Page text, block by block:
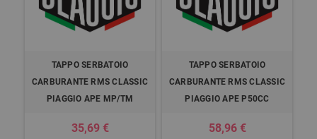
TAPPO SERBATOIO
CARBURANTE RMS CLASSIC
PIAGGIO APE MP/TM
35,69 €
TAPPO SERBATOIO
CARBURANTE RMS CLASSIC
PIAGGIO APE P50CC
58,96 €